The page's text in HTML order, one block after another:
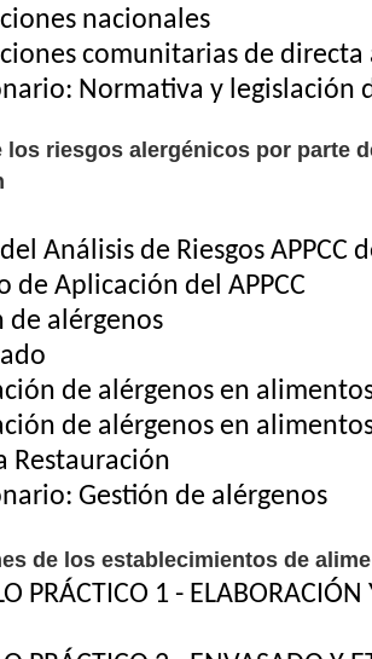
nacionales
comunitarias de
Normativa y legislación
los riesgos alergénicos por parte
Análisis de Riesgos APPCC
de Aplicación del APPCC
de alérgenos
de alérgenos en
de alérgenos en
Restauración
Gestión de alérgenos
de los establecimientos de
PRÁCTICO 1 - ELABORACIÓN